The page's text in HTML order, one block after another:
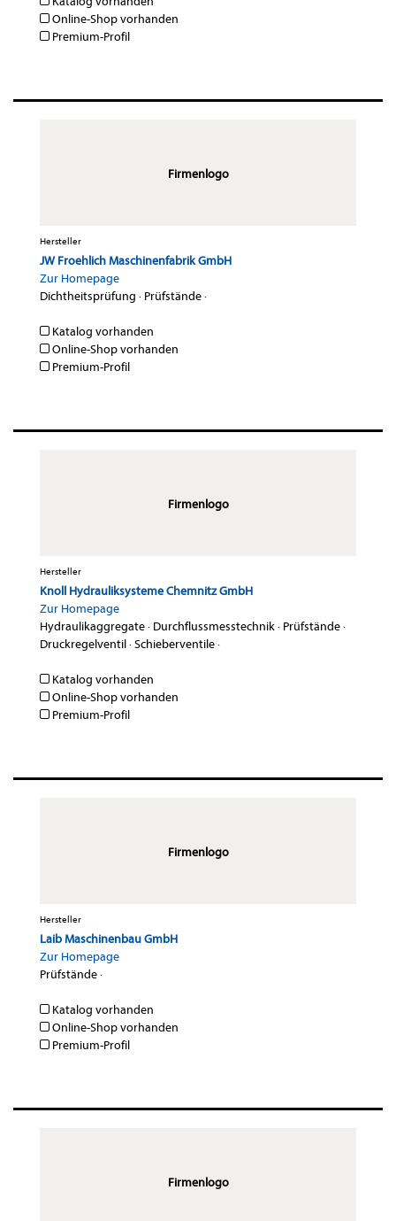
Online-Shop vorhanden
Premium-Profil
Firmenlogo
Hersteller
JW Froehlich Maschinenfabrik GmbH
Zur Homepage
Dichtheitsprüfung · Prüfstände·
Katalog vorhanden
Online-Shop vorhanden
Premium-Profil
Firmenlogo
Hersteller
Knoll Hydrauliksysteme Chemnitz GmbH
Zur Homepage
Hydraulikaggregate· Durchflussmesstechnik· Prüfstände·
Druckregelventil·Schieberventile·
Katalog vorhanden
Online-Shop vorhanden
Premium-Profil
Firmenlogo
Hersteller
Laib Maschinenbau GmbH
Zur Homepage
Prüfstände·
Katalog vorhanden
Online-Shop vorhanden
Premium-Profil
Firmenlogo